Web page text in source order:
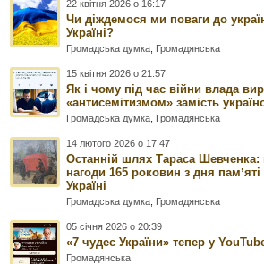
22 квітня 2026 о 16:17
Чи діждемося ми поваги до
Україні?
Громадська думка Громадянська
15 квітня 2026 о 21:57
Як і чому під час війни влада
«антисемітизмом» замість
Громадська думка Громадянська
14 лютого 2026 о 17:47
Останній шлях Тараса Шевченка:
нагоди 165 роковин з дня
Україні
Громадська думка Громадянська
05 січня 2026 о 20:39
«7 чудес України» тепер у
Громадянська